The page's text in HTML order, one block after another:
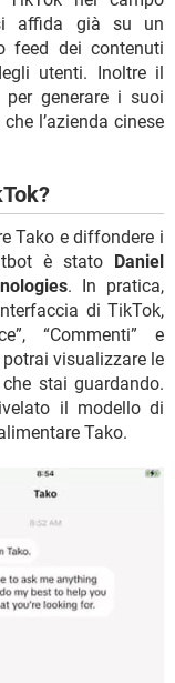
affida già su un
feed dei contenuti
utenti. Inoltre il
generare i suoi
l’azienda cinese
Tako e diffondere i
è stato Daniel
. In pratica,
di TikTok,
“Commenti” e
potrai visualizzare le
stai guardando.
il modello di
Tako.